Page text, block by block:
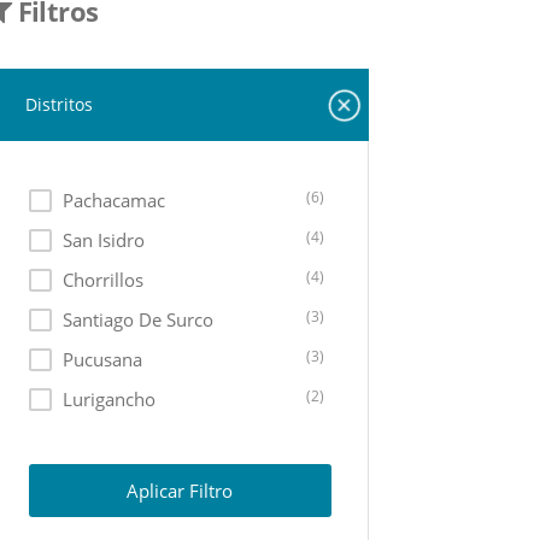
Filtros
Distritos
Pachacamac (6)
San Isidro (4)
Chorrillos (4)
Santiago De Surco (3)
Pucusana (3)
Lurigancho (2)
Lima Cercado
Puente Piedra (1)
Aplicar Filtro